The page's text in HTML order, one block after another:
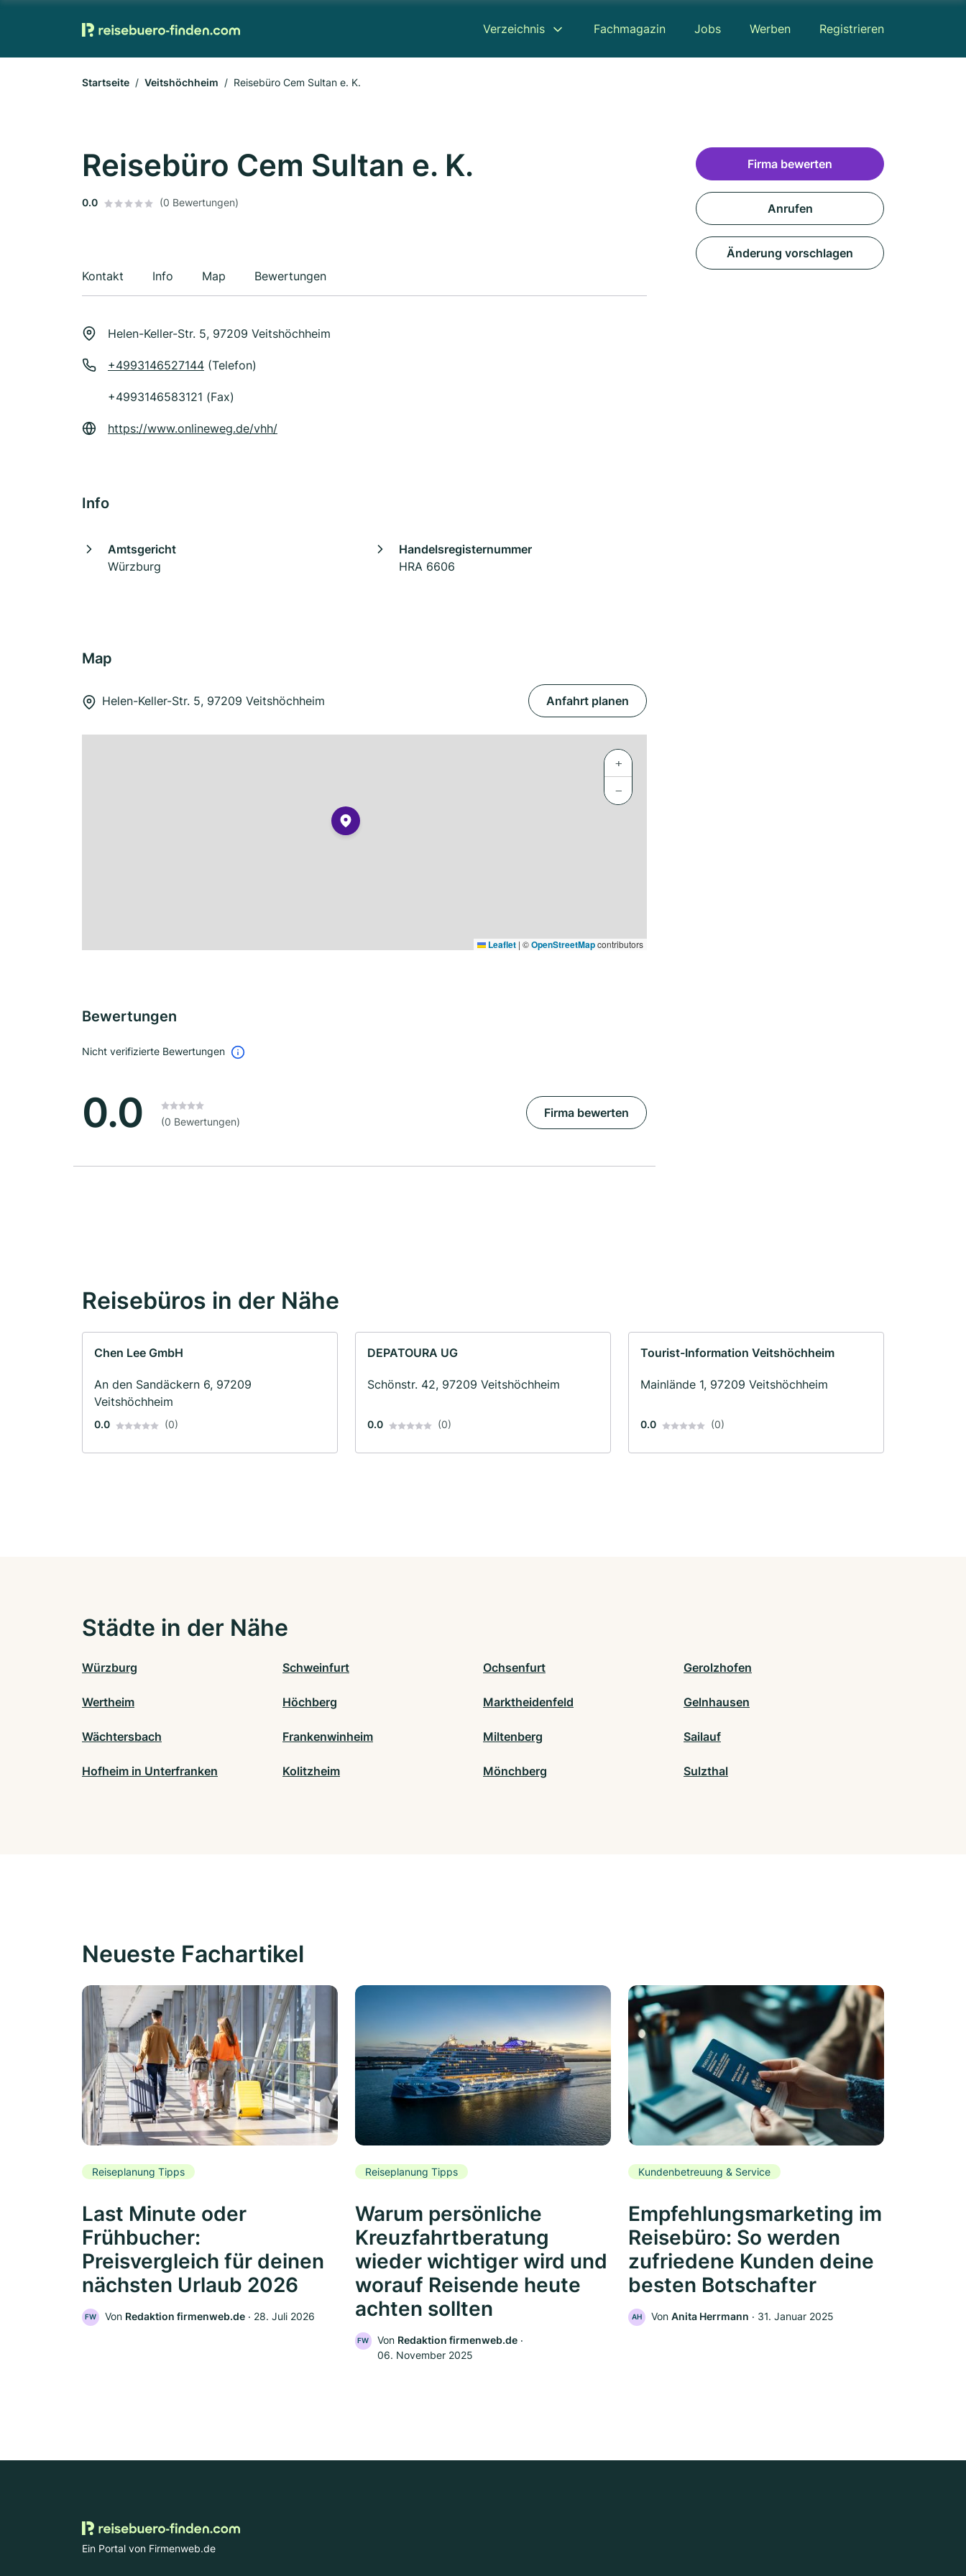
Verzeichnis Fachmagazin Jobs Werben Registrieren
Startseite Veitshöchheim Reisebüro Cem Sultan e. K.
Reisebüro Cem Sultan e. K.
0.0 (0 Bewertungen)
Kontakt Info Map Bewertungen
Helen-Keller-Str. 5, 97209 Veitshöchheim
+4993146527144 (Telefon)
+4993146583121 (Fax)
https://www.onlineweg.de/vhh/
Info
Amtsgericht
Würzburg
Handelsregisternummer
HRA 6606
Map
Helen-Keller-Str. 5, 97209 Veitshöchheim Anfahrt planen
+
−
Leaflet | ©OpenStreetMapcontributors
Bewertungen
Nicht verifizierte Bewertungen
0.0 (0 Bewertungen)
Firma bewerten
Firma bewerten
Anrufen
Änderung vorschlagen
Reisebüros in der Nähe
Chen Lee GmbH
An den Sandäckern 6, 97209
Veitshöchheim
0.0 (0)
DEPATOURA UG
Schönstr. 42, 97209 Veitshöchheim
0.0 (0)
Tourist-Information Veitshöchheim
Mainlände 1, 97209 Veitshöchheim
0.0 (0)
Städte in der Nähe
Würzburg Schweinfurt Ochsenfurt Gerolzhofen
Wertheim Höchberg Marktheidenfeld Gelnhausen
Wächtersbach Frankenwinheim Miltenberg Sailauf
Hofheim in Unterfranken Kolitzheim Mönchberg Sulzthal
Neueste Fachartikel
Reiseplanung Tipps
Last Minute oder
Frühbucher:
Preisvergleich für deinen
nächsten Urlaub 2026
FW Von Redaktion firmenweb.de ‧ 28. Juli 2026
Reiseplanung Tipps
Warum persönliche
Kreuzfahrtberatung
wieder wichtiger wird und
worauf Reisende heute
achten sollten
FW Von Redaktion firmenweb.de‧
06. November 2025
Kundenbetreuung & Service
Empfehlungsmarketing im
Reisebüro: So werden
zufriedene Kunden deine
besten Botschafter
AH Von Anita Herrmann ‧ 31. Januar 2025
Ein Portal von Firmenweb.de